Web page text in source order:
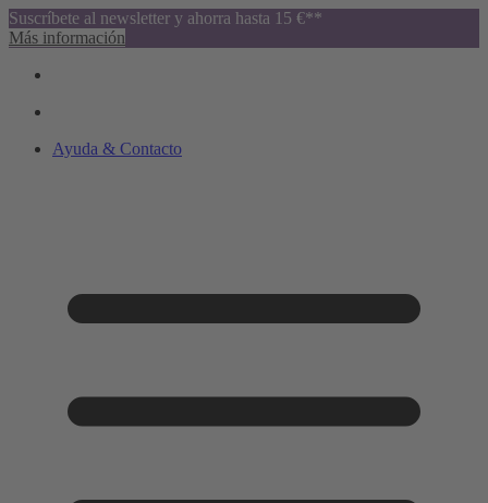
Suscríbete al newsletter y ahorra hasta 15 €**
Más información
Ayuda & Contacto